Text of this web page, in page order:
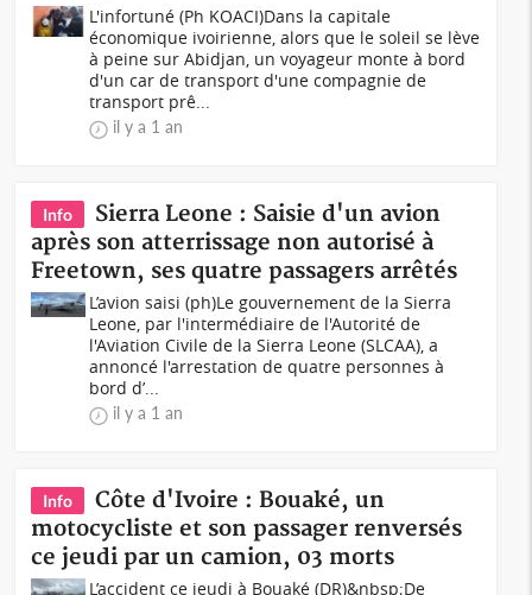
L'infortuné (Ph KOACI)Dans la capitale
économique ivoirienne, alors que le soleil se lève
à peine sur Abidjan, un voyageur monte à bord
d'un car de transport d'une compagnie de
transport prê...
il y a 1 an
Info
Sierra Leone : Saisie d'un avion
après son atterrissage non autorisé à
Freetown, ses quatre passagers arrêtés
L’avion saisi (ph)Le gouvernement de la Sierra
Leone, par l'intermédiaire de l'Autorité de
l'Aviation Civile de la Sierra Leone (SLCAA), a
annoncé l'arrestation de quatre personnes à
bord d’...
il y a 1 an
Info
Côte d'Ivoire : Bouaké, un
motocycliste et son passager renversés
ce jeudi par un camion, 03 morts
L’accident ce jeudi à Bouaké (DR)&nbsp;De